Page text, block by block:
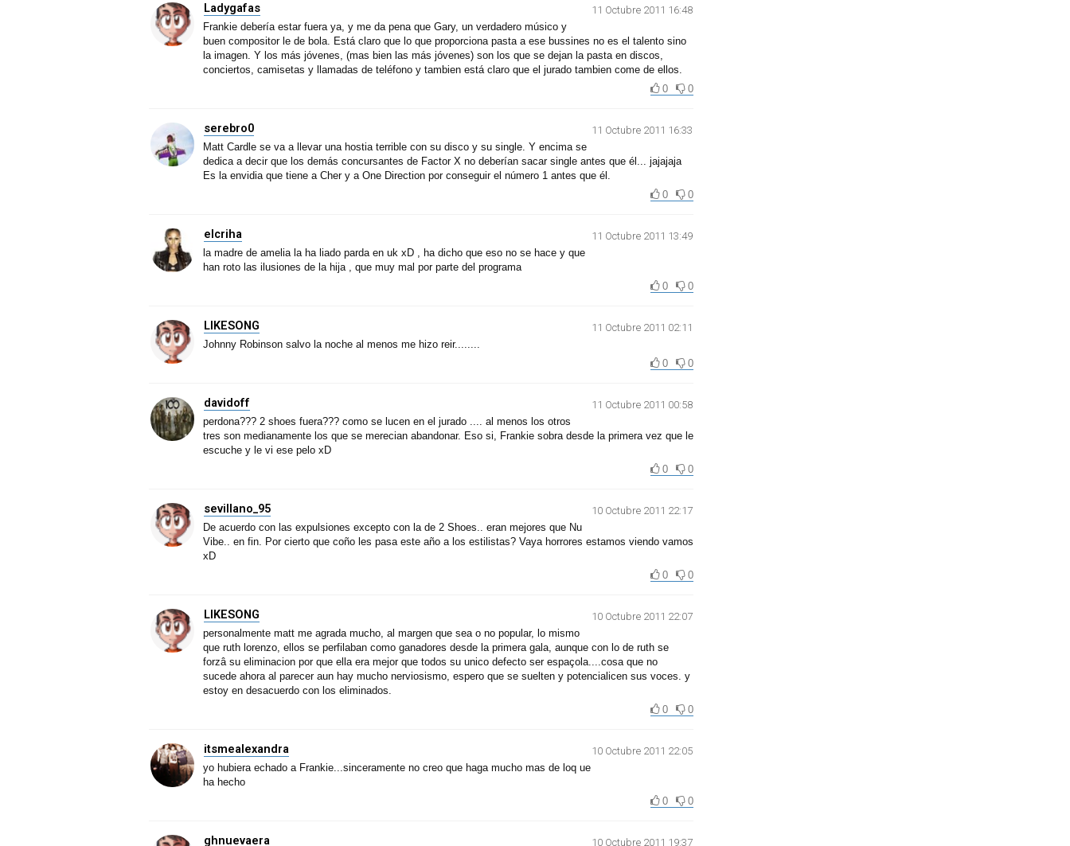
Ladygafas
11 Octubre 2011 16:48
Frankie debería estar fuera ya, y me da pena que Gary, un verdadero músico y
buen compositor le de bola. Está claro que lo que proporciona pasta a ese bussines no es el talento sino
la imagen. Y los más jóvenes, (mas bien las más jóvenes) son los que se dejan la pasta en discos,
conciertos, camisetas y llamadas de teléfono y tambien está claro que el jurado tambien come de ellos.
0
0
serebro0
11 Octubre 2011 16:33
Matt Cardle se va a llevar una hostia terrible con su disco y su single. Y encima se
dedica a decir que los demás concursantes de Factor X no deberían sacar single antes que él... jajajaja
Es la envidia que tiene a Cher y a One Direction por conseguir el número 1 antes que él.
0
0
elcriha
11 Octubre 2011 13:49
la madre de amelia la ha liado parda en uk xD , ha dicho que eso no se hace y que
han roto las ilusiones de la hija , que muy mal por parte del programa
0
0
LIKESONG
11 Octubre 2011 02:11
Johnny Robinson salvo la noche al menos me hizo reir........
0
0
davidoff
11 Octubre 2011 00:58
perdona??? 2 shoes fuera??? como se lucen en el jurado .... al menos los otros
tres son medianamente los que se merecian abandonar. Eso si, Frankie sobra desde la primera vez que le
escuche y le vi ese pelo xD
0
0
sevillano_95
10 Octubre 2011 22:17
De acuerdo con las expulsiones excepto con la de 2 Shoes.. eran mejores que Nu
Vibe.. en fin. Por cierto que coño les pasa este año a los estilistas? Vaya horrores estamos viendo vamos
xD
0
0
LIKESONG
10 Octubre 2011 22:07
personalmente matt me agrada mucho, al margen que sea o no popular, lo mismo
que ruth lorenzo, ellos se perfilaban como ganadores desde la primera gala, aunque con lo de ruth se
forzâ su eliminacion por que ella era mejor que todos su unico defecto ser espaçola....cosa que no
sucede ahora al parecer aun hay mucho nerviosismo, espero que se suelten y potencialicen sus voces. y
estoy en desacuerdo con los eliminados.
0
0
itsmealexandra
10 Octubre 2011 22:05
yo hubiera echado a Frankie...sinceramente no creo que haga mucho mas de loq ue
ha hecho
0
0
ghnuevaera 10 Octubre 2011 19:37